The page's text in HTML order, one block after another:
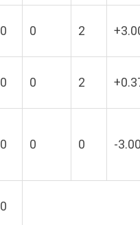
0 0 2
0 0 2
0 0 0 -
0